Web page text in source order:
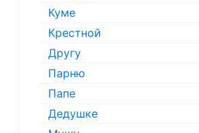
Куме
Крестной
Другу
Парню
Папе
Дедушке